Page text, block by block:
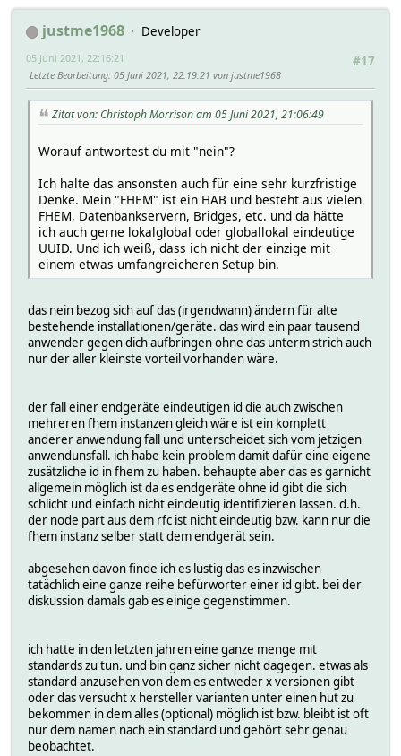
justme1968
Developer
#17
05 Juni 2021, 22:16:21
Letzte Bearbeitung: 05 Juni 2021, 22:19:21 von justme1968
Zitat von: Christoph Morrison am 05 Juni 2021, 21:06:49
Worauf antwortest du mit "nein"?
Ich halte das ansonsten auch für eine sehr kurzfristige
Denke. Mein "FHEM" ist ein HAB und besteht aus vielen
FHEM, Datenbankservern, Bridges, etc. und da hätte
ich auch gerne lokalglobal oder globallokal eindeutige
UUID. Und ich weiß, dass ich nicht der einzige mit
einem etwas umfangreicheren Setup bin.
das nein bezog sich auf das (irgendwann) ändern für alte
bestehende installationen/geräte. das wird ein paar tausend
anwender gegen dich aufbringen ohne das unterm strich auch
nur der aller kleinste vorteil vorhanden wäre.
der fall einer endgeräte eindeutigen id die auch zwischen
mehreren fhem instanzen gleich wäre ist ein komplett
anderer anwendung fall und unterscheidet sich vom jetzigen
anwendunsfall. ich habe kein problem damit dafür eine eigene
zusätzliche id in fhem zu haben. behaupte aber das es garnicht
allgemein möglich ist da es endgeräte ohne id gibt die sich
schlicht und einfach nicht eindeutig identifizieren lassen. d.h.
der node part aus dem rfc ist nicht eindeutig bzw. kann nur die
fhem instanz selber statt dem endgerät sein.
abgesehen davon finde ich es lustig das es inzwischen
tatächlich eine ganze reihe befürworter einer id gibt. bei der
diskussion damals gab es einige gegenstimmen.
ich hatte in den letzten jahren eine ganze menge mit
standards zu tun. und bin ganz sicher nicht dagegen. etwas als
standard anzusehen von dem es entweder x versionen gibt
oder das versucht x hersteller varianten unter einen hut zu
bekommen in dem alles (optional) möglich ist bzw. bleibt ist oft
nur dem namen nach ein standard und gehört sehr genau
beobachtet.